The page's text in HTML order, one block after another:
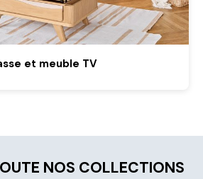
et meuble TV
NOS COLLECTIONS